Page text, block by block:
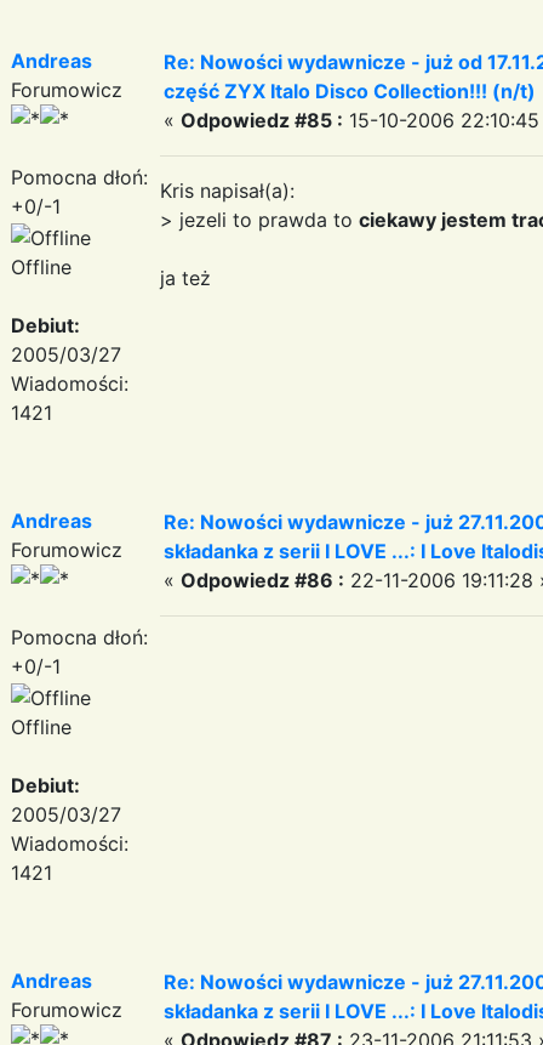
Andreas
Forumowicz
Pomocna dłoń:
+0/-1
Offline
Debiut:
2005/03/27
Wiadomości:
1421
Re: Nowości wydawnicze - już od
część ZYX Italo Disco Collection!!! (n/t)
« Odpowiedz #85 : 15-10-2006
Kris napisał(a):
> jezeli to prawda to ciekawy jestem
ja też
Andreas
Forumowicz
Pomocna dłoń:
+0/-1
Offline
Debiut:
2005/03/27
Wiadomości:
1421
Re: Nowości wydawnicze - już
składanka z serii I LOVE ...: I Love
« Odpowiedz #86 : 22-11-2006 19:11:28
Andreas
Forumowicz
Re: Nowości wydawnicze - już
składanka z serii I LOVE ...: I Love
« Odpowiedz #87 : 23-11-2006 21:11:53